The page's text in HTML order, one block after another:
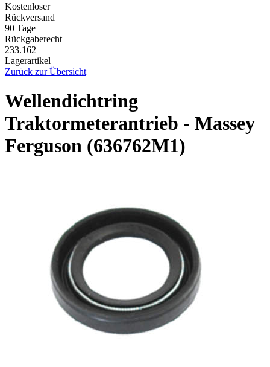
Kostenloser
Rückversand
90 Tage
Rückgaberecht
233.162
Lagerartikel
Zurück zur Übersicht
Wellendichtring
Traktormeterantrieb - Massey
Ferguson (636762M1)